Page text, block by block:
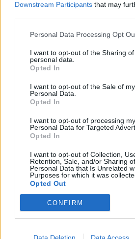
Downstream Participants that may
Personal Data Processing Opt
I want to opt-out of the Sharing
personal data.
Opted In
I want to opt-out of the Sale of my
Personal Data.
Opted In
I want to opt-out of processing my
Personal Data for Targeted
Opted In
I want to opt-out of Collection,
Retention, Sale, and/or Sharing
Personal Data that Is Unrelated
Purposes for which it was
Opted Out
CONFIRM
Υπουργείου
εξελίσσεται σε
εργαστήριο
27/07/26|16:13
υποστήριξη
DRONE
ΕΕ: Βραβεία
ισότητα στην